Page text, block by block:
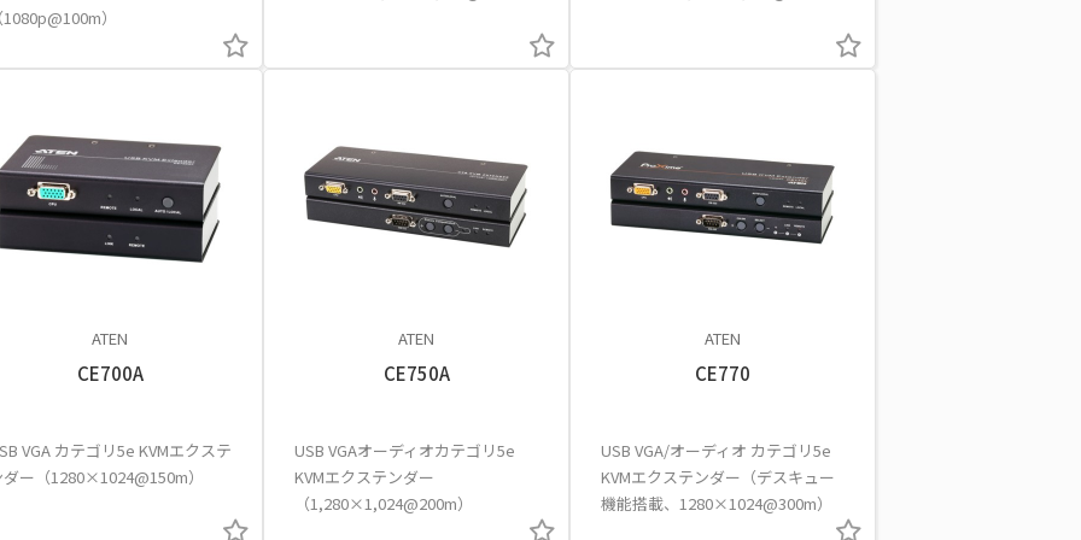
（1080p@100m）
ATEN
CE700A
VGA カテゴリ5e KVMエクステ
ダー（1280×1024@150m）
ATEN
CE750A
USB VGAオーディオカテゴリ5e
KVMエクステンダー
（1,280×1,024@200m）
ATEN
CE770
USB VGA/オーディオ カテゴリ5e
KVMエクステンダー（デスキュー
機能搭載、1280×1024@300m）